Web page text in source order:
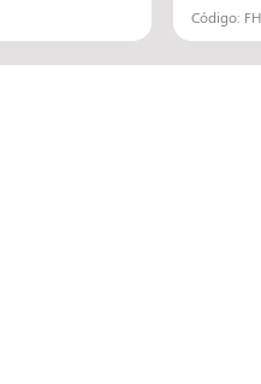
Código: